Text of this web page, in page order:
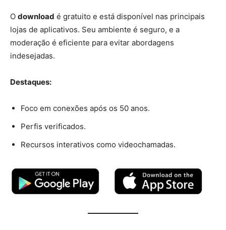
O download é gratuito e está disponível nas principais
lojas de aplicativos. Seu ambiente é seguro, e a
moderação é eficiente para evitar abordagens
indesejadas.
Destaques:
Foco em conexões após os 50 anos.
Perfis verificados.
Recursos interativos como videochamadas.